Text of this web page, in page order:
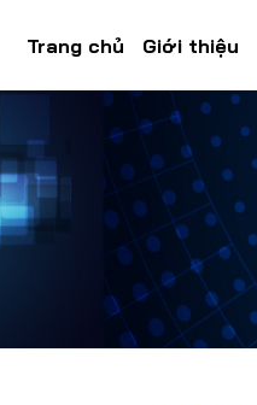
Trang chủ Giới thiệu